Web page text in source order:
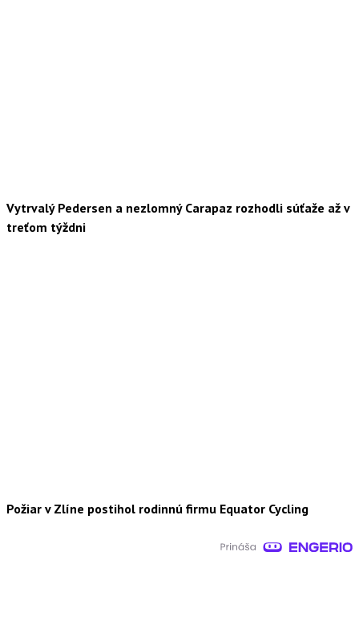
Vytrvalý Pedersen a nezlomný Carapaz rozhodli súťaže až v
treťom týždni
Požiar v Zlíne postihol rodinnú firmu Equator Cycling